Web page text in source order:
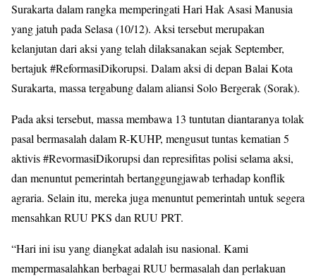
Surakarta dalam rangka memperingati Hari Hak Asasi Manusia
yang jatuh pada Selasa (10/12). Aksi tersebut merupakan
kelanjutan dari aksi yang telah dilaksanakan sejak September,
bertajuk #ReformasiDikorupsi. Dalam aksi di depan Balai Kota
Surakarta, massa tergabung dalam aliansi Solo Bergerak (Sorak).
Pada aksi tersebut, massa membawa 13 tuntutan diantaranya tolak
pasal bermasalah dalam R-KUHP, mengusut tuntas kematian 5
aktivis #RevormasiDikorupsi dan represifitas polisi selama aksi,
dan menuntut pemerintah bertanggungjawab terhadap konflik
agraria. Selain itu, mereka juga menuntut pemerintah untuk segera
mensahkan RUU PKS dan RUU PRT.
“Hari ini isu yang diangkat adalah isu nasional. Kami
mempermasalahkan berbagai RUU bermasalah dan perlakuan